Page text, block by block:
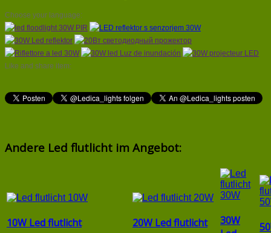
Choose your language:
Like and share item:
Andere Led flutlicht im Angebot:
10W Led flutlicht 20W Led flutlicht
30W